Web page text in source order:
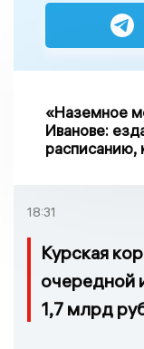
«Наземное
Иванове:
расписанию,
18:31
Курская
очередной
1,7 млрд